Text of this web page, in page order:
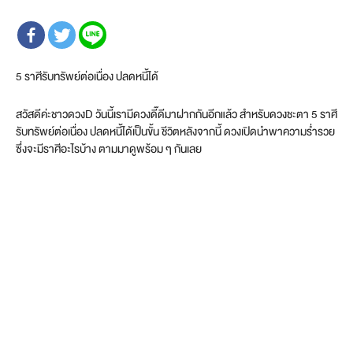
5 ราศีรับทรัพย์ต่อเนื่อง ปลดหนี้ได้
สวัสดีค่ะชาวดวงD วันนี้เรามีดวงดี๊ดีมาฝากกันอีกแล้ว สำหรับดวงชะตา 5 ราศี
รับทรัพย์ต่อเนื่อง ปลดหนี้ได้เป็นขั้น ชีวิตหลังจากนี้ ดวงเปิดนำพาความร่ำรวย
ซึ่งจะมีราศีอะไรบ้าง ตามมาดูพร้อม ๆ กันเลย